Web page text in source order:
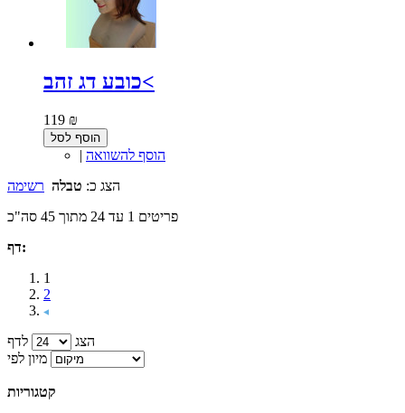
כובע דג זהב<
119 ₪
הוסף לסל
| הוסף להשוואה
הצג כ: טבלה רשימה
פריטים 1 עד 24 מתוך 45 סה"כ
דף:
1
2
הצג
לדף
מיון לפי
קטגוריות